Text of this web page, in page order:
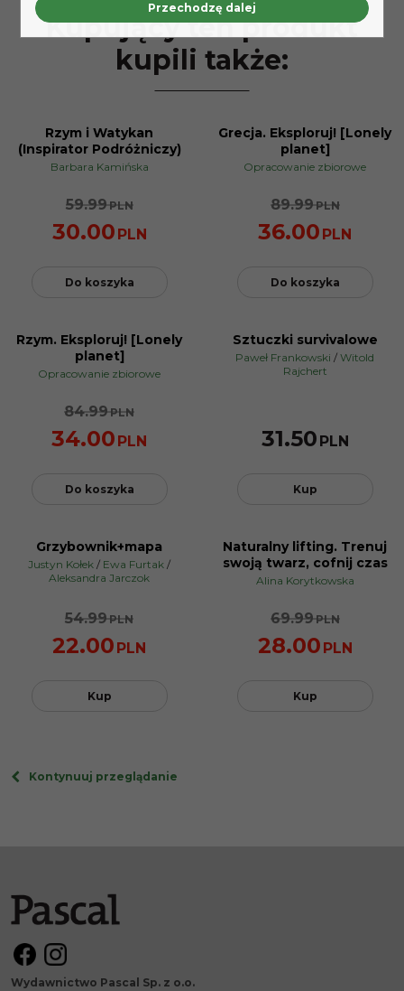
Kupujący ten produkt
kupili także:
PROMOCJA
Rzym i Watykan
(Inspirator Podróżniczy)
Barbara Kamińska
59.99PLN
30.00 PLN
Do koszyka
Grecja. Eksploruj! [Lonely
planet]
Opracowanie zbiorowe
89.99PLN
36.00 PLN
Do koszyka
Rzym. Eksploruj! [Lonely
planet]
Opracowanie zbiorowe
84.99PLN
34.00 PLN
Do koszyka
Sztuczki survivalowe
Paweł Frankowski / Witold
Rajchert
31.50 PLN
Kup
Grzybownik+mapa
Justyn Kołek / Ewa Furtak /
Aleksandra Jarczok
54.99PLN
22.00 PLN
Kup
PROMOCJA
Naturalny lifting. Trenuj
swoją twarz, cofnij czas
Alina Korytkowska
69.99PLN
28.00 PLN
Kup
Kontynuuj przeglądanie
Wydawnictwo Pascal Sp. z o.o.
Przechodzę dalej